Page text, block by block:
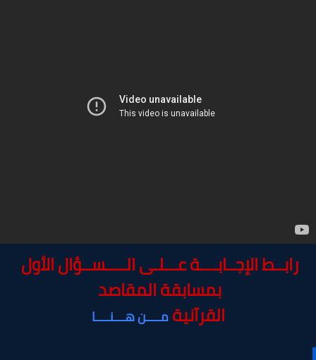
رابــط الإجــابــــة عـــلـى الـــــســؤال الأول
بمسابقة المقاصد
القرآنيةمــــنهـــنــــا